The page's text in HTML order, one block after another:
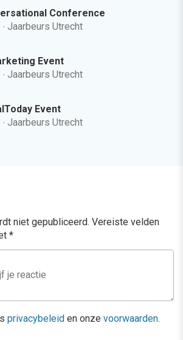
Conference
· Jaarbeurs Utrecht
Event
· Jaarbeurs Utrecht
Event
· Jaarbeurs Utrecht
niet gepubliceerd. Vereiste velden
*
privacybeleid en onze voorwaarden.